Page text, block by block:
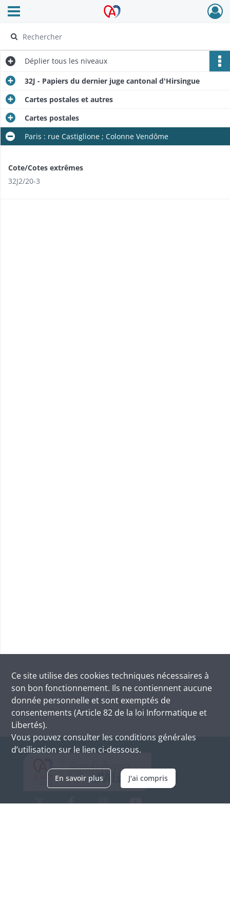
Archives Alsace - Colmar
Ouvrir le menu déroulant
Déplier tous les niveaux
32J - Papiers du dernier juge cantonal d'Hirsingue
Cartes postales et autres
Cartes postales
Paris : rue Castiglione ; Colonne Vendôme
Cote/Cotes extrêmes
32J2/20-3
Ce site utilise des cookies techniques nécessaires à
son bon fonctionnement. Ils ne contiennent aucune
donnée personnelle et sont exemptés de
consentements (Article 82 de la loi Informatique et
Libertés).
Vous pouvez consulter les conditions générales
d’utilisation sur le lien ci-dessous.
En savoir plus J'ai compris